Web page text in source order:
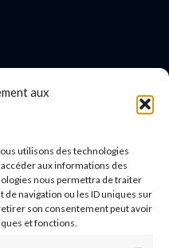
aux
utilisons des technologies
aux informations des
nous permettra de traiter
navigation ou les ID uniques sur
son consentement peut avoir
et fonctions.
DE SANTE
cliniques